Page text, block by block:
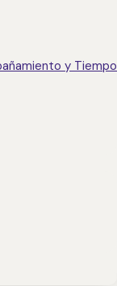
y Tiempo